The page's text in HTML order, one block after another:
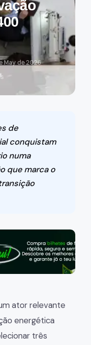
May de 2026·
de
conquistam
numa
que marca o
ator relevante
energética
três